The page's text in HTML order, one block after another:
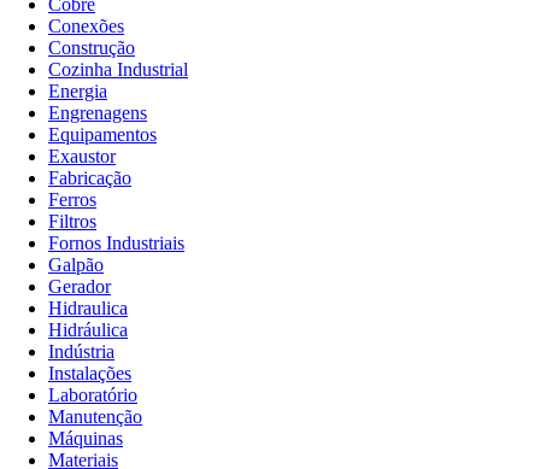
Conexões
Construção
Cozinha Industrial
Energia
Engrenagens
Equipamentos
Exaustor
Fabricação
Ferros
Filtros
Fornos Industriais
Galpão
Gerador
Hidraulica
Hidráulica
Indústria
Instalações
Laboratório
Manutenção
Máquinas
Materiais